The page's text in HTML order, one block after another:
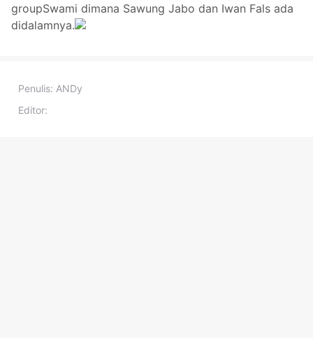
groupSwami dimana Sawung Jabo dan Iwan Fals ada
didalamnya.
Penulis: ANDy
Editor: